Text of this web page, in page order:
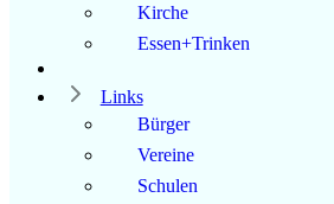
Kirche
Essen+Trinken
Links
Bürger
Vereine
Schulen